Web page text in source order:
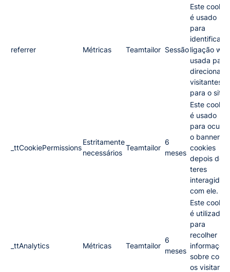
referrer Métricas Teamtailor Sessão
Este cookie
é usado
para
identificar a
ligação web
usada para
direcionar
visitantes
para o site.
_ttCookiePermissions
Estritamente
necessários
Teamtailor
6
meses
Este cookie
é usado
para ocultar
o banner de
cookies
depois de
teres
interagido
com ele.
_ttAnalytics Métricas Teamtailor
6
meses
Este cookie
é utilizado
para
recolher
sobre como
os